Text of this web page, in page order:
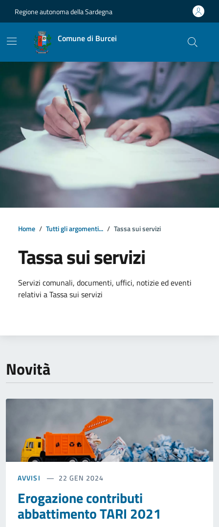
Regione autonoma della Sardegna
Comune di Burcei
Home Tutti gli argomenti... Tassa sui servizi
Tassa sui servizi
Dettagli della notizia
Servizi comunali, documenti, uffici, notizie ed eventi
relativi a Tassa sui servizi
Novità
AVVISI 22 GEN 2024
Erogazione contributi
abbattimento TARI 2021